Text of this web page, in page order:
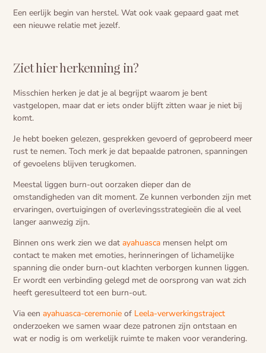
Een eerlijk begin van herstel. Wat ook vaak gepaard gaat met
een nieuwe relatie met jezelf.
Ziet hier herkenning in?
Misschien herken je dat je al begrijpt waarom je bent
vastgelopen, maar dat er iets onder blijft zitten waar je niet bij
komt.
Je hebt boeken gelezen, gesprekken gevoerd of geprobeerd meer
rust te nemen. Toch merk je dat bepaalde patronen, spanningen
of gevoelens blijven terugkomen.
Meestal liggen burn-out oorzaken dieper dan de
omstandigheden van dit moment. Ze kunnen verbonden zijn met
ervaringen, overtuigingen of overlevingsstrategieën die al veel
langer aanwezig zijn.
Binnen ons werk zien we datayahuasca mensen helpt om
contact te maken met emoties, herinneringen of lichamelijke
spanning die onder burn-out klachten verborgen kunnen liggen.
Er wordt een verbinding gelegd met de oorsprong van wat zich
heeft geresulteerd tot een burn-out.
Via eenayahuasca-ceremonie of Leela-verwerkingstraject
onderzoeken we samen waar deze patronen zijn ontstaan en
wat er nodig is om werkelijk ruimte te maken voor verandering.